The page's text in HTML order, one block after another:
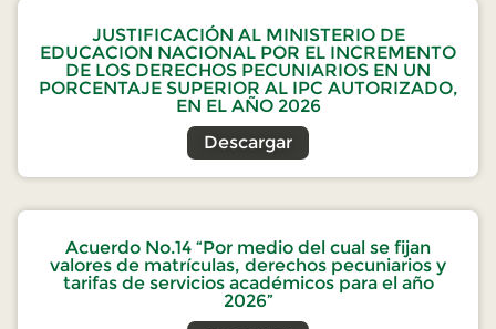
JUSTIFICACIÓN AL MINISTERIO DE
EDUCACION NACIONAL POR EL INCREMENTO
DE LOS DERECHOS PECUNIARIOS EN UN
PORCENTAJE SUPERIOR AL IPC AUTORIZADO,
EN EL AÑO 2026
Descargar
Acuerdo No.14 “Por medio del cual se fijan
valores de matrículas, derechos pecuniarios y
tarifas de servicios académicos para el año
2026”